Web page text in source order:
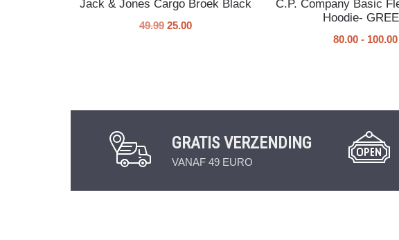
Jack & Jones Cargo Broek Black
49.99 25.00
C.P. Company Basic
Hoodie-
80.00 - 100.00
GRATIS VERZENDING
VANAF 49 EURO